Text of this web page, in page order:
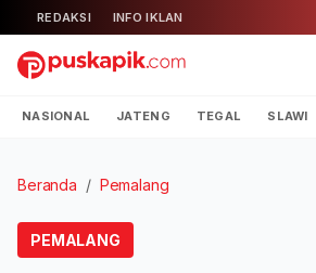
REDAKSI INFO IKLAN
NASIONAL JATENG TEGAL SLAWI
Beranda / Pemalang
PEMALANG